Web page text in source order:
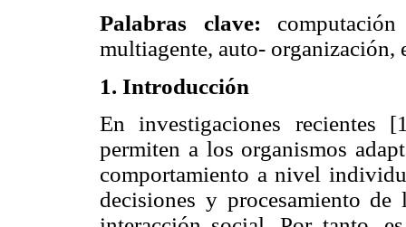
Palabras clave:
multiagente, auto- organización,
1. Introducción
En investigaciones recientes
permiten a los organismos
comportamiento a nivel
decisiones y procesamiento